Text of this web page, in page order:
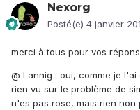
Nexorg
Posté(e) 4 janvier
merci à tous pour vos
@ Lannig : oui, comme je
rien vu sur le problème de
n'es pas rose, mais rien non